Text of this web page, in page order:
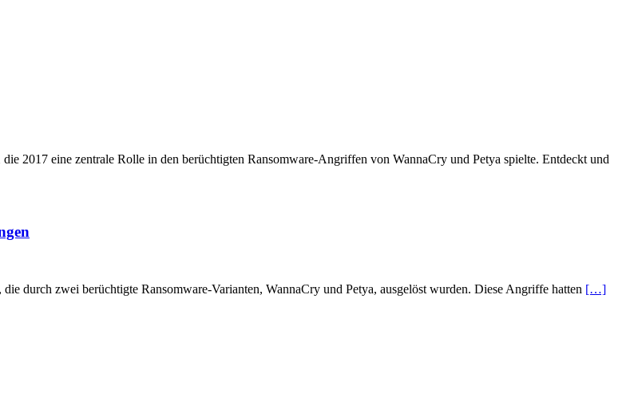
2017 eine zentrale Rolle in den berüchtigten Ransomware-Angriffen von WannaCry und Petya spielte. Entdeckt und
durch zwei berüchtigte Ransomware-Varianten, WannaCry und Petya, ausgelöst wurden. Diese Angriffe hatten […]